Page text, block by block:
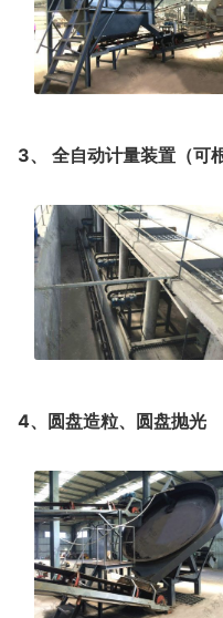
3、 全自动计量装置（可
4、圆盘造粒、圆盘抛光